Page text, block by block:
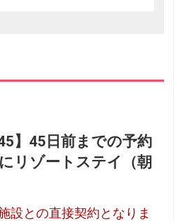
45】45日前までの予約
リゾートステイ（朝
設との直接契約となりま